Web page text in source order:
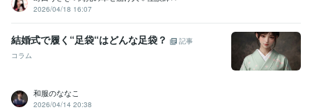
2026/04/18 16:07
結婚式で履く“足袋“はどんな足袋？
記事
コラム
和服のななこ
2026/04/14 20:38